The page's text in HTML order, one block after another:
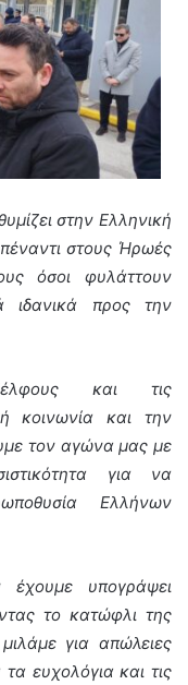
στην Ελληνική
στους Ήρωές
όσοι φυλάττουν
ιδανικά προς την
και τις
κοινωνία και την
τον αγώνα μας με
για να
Ελλήνων
έχουμε υπογράψει
το κατώφλι της
για απώλειες
ευχολόγια και τις